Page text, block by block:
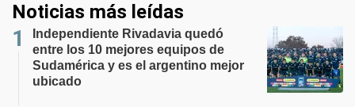
Noticias más leídas
Independiente Rivadavia quedó
entre los 10 mejores equipos de
Sudamérica y es el argentino mejor
ubicado